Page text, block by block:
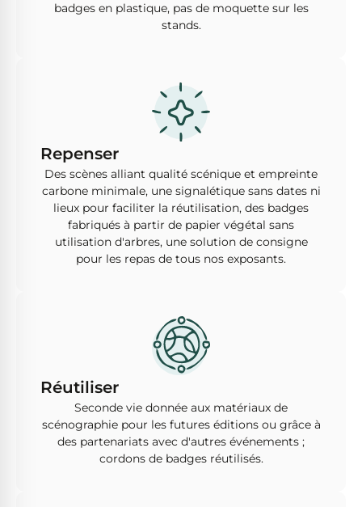
badges en plastique, pas de moquette sur les
stands.
Repenser
Des scènes alliant qualité scénique et empreinte
carbone minimale, une signalétique sans dates ni
lieux pour faciliter la réutilisation, des badges
fabriqués à partir de papier végétal sans
utilisation d'arbres, une solution de consigne
pour les repas de tous nos exposants.
Réutiliser
Seconde vie donnée aux matériaux de
scénographie pour les futures éditions ou grâce à
des partenariats avec d'autres événements ;
cordons de badges réutilisés.